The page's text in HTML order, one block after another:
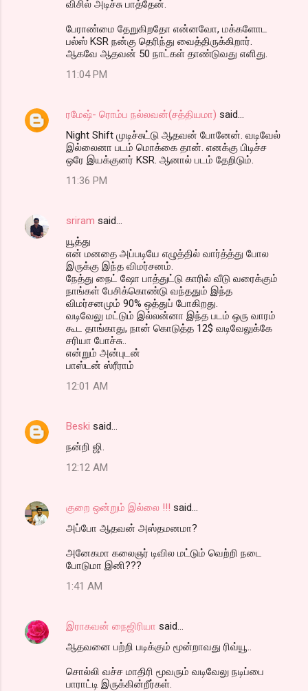
விசில் அடிச்சு பாத்தேன்.
பேராண்மை தேறுகிறதோ என்னவோ, மக்களோட
பல்ஸ் KSR நன்கு தெரிந்து வைத்திருக்கிறார்.
ஆகவே ஆதவன் 50 நாட்கள் தாண்டுவது எளிது.
11:04 PM
ரமேஷ்- ரொம்ப நல்லவன்(சத்தியமா) said…
Night Shift முடிச்சுட்டு ஆதவன் போனேன். வடிவேல்
இல்லைனா படம் மொக்கை தான். எனக்கு பிடிச்ச
ஒரே இயக்குனர் KSR. ஆனால் படம் தேறிடும்.
11:36 PM
sriram said…
யூத்து
என் மனதை அப்படியே எழுத்தில் வார்த்த்து போல
இருக்கு இந்த விமர்சனம்.
நேத்து நைட் ஷோ பாத்துட்டு காரில் வீடு வரைக்கும்
நாங்கள் பேசிக்கொண்டு வந்ததும் இந்த
விமர்சனமும் 90% ஒத்துப் போகிறது.
வடிவேலு மட்டும் இல்லன்னா இந்த படம் ஒரு வாரம்
கூட தாங்காது, நான் கொடுத்த 12$ வடிவேலுக்கே
சரியா போச்சு..
என்றும் அன்புடன்
பாஸ்டன் ஸ்ரீராம்
12:01 AM
Beski said…
நன்றி ஜி.
12:12 AM
குறை ஒன்றும் இல்லை !!! said…
அப்போ ஆதவன் அஸ்தமனமா?
அனேகமா கலைஞர் டிவில மட்டும் வெற்றி நடை
போடுமா இனி???
1:41 AM
இராகவன் நைஜிரியா said…
ஆதவனை பற்றி படிக்கும் மூன்றாவது ரிவ்யூ..
சொல்லி வச்ச மாதிரி மூவரும் வடிவேலு நடிப்பை
பாராட்டி இருக்கின்றீர்கள்.